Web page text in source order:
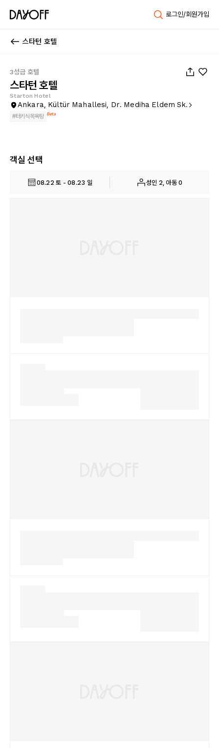
로그인/회원가입
스타턴 호텔
3성급 호텔
스타턴 호텔
Starton Hotel
Ankara, Kültür Mahallesi, Dr. Mediha Eldem Sk.
#터키식목욕탕 Beta
객실 선택
08.22 토 - 08.23 일 성인 2, 아동 0